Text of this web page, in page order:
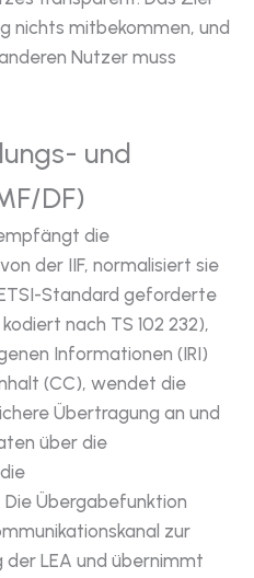
nichts mitbekommen, und
Nutzer muss
und
DF)
die
der IIF, normalisiert sie
Standard geforderte
nach TS 102 232),
Informationen (IRI)
(CC), wendet die
Übertragung an und
über die
Übergabefunktion
zur
LEA und übernimmt